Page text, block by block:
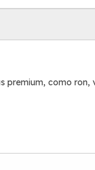
premium, como ron,